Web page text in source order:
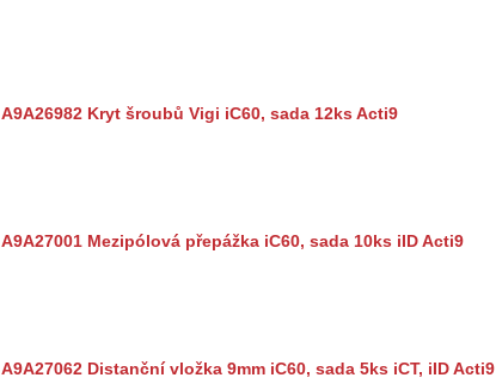
A9A26982 Kryt šroubů Vigi iC60, sada 12ks Acti9
A9A27001 Mezipólová přepážka iC60, sada 10ks iID Acti9
A9A27062 Distanční vložka 9mm iC60, sada 5ks iCT, iID Acti9